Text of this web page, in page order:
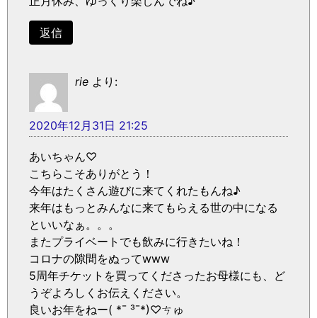
返信
rie より:
2020年12月31日 21:25
あいちゃん♡
こちらこそありがとう！
今年はたくさん遊びに来てくれたもんね♪
来年はもっとみんなに来てもらえる世の中になる
といいなぁ。。。
またプライベートでも飲みに行きたいね！
コロナの隙間をぬってwww
5周年チケットを買ってくださったお母様にも、ど
うぞよろしくお伝えください。
良いお年をねー( *¯ ³¯*)♡ㄘゅ